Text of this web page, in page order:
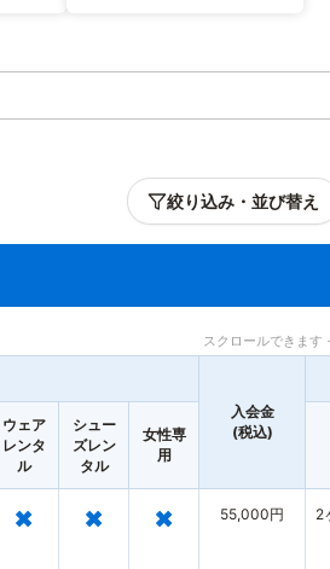
絞り込み・並び替え
スクロールできます
入会金
(税込)
ウェア
レンタ
ル
シュー
ズレン
タル
女性専
用
× × × 55,000円 2